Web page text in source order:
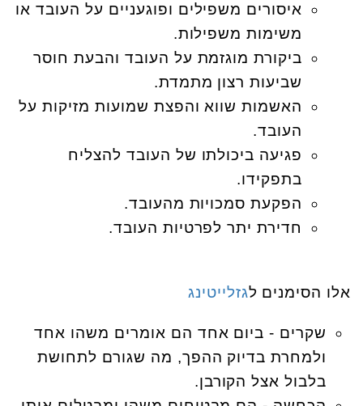
איסורים משפילים ופוגעניים על העובד או
משימות משפילות.
ביקורת מוגזמת על העובד והבעת חוסר
שביעות רצון מתמדת.
האשמות שווא והפצת שמועות מזיקות על
העובד.
פגיעה ביכולתו של העובד להצליח
בתפקידו.
הפקעת סמכויות מהעובד.
חדירת יתר לפרטיות העובד.
אלו הסימנים לגזלייטינג
שקרים - ביום אחד הם אומרים משהו אחד
ולמחרת בדיוק ההפך, מה שגורם לתחושת
בלבול אצל הקורבן.